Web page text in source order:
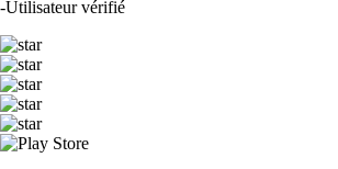
-Utilisateur vérifié